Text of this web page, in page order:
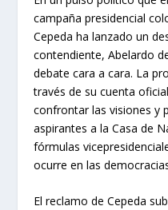
campaña presidencial
Cepeda ha lanzado un
contendiente, Abelardo
debate cara a cara. La
través de su cuenta
confrontar las visiones y
aspirantes a la Casa de
fórmulas
ocurre en las
El reclamo de Cepeda